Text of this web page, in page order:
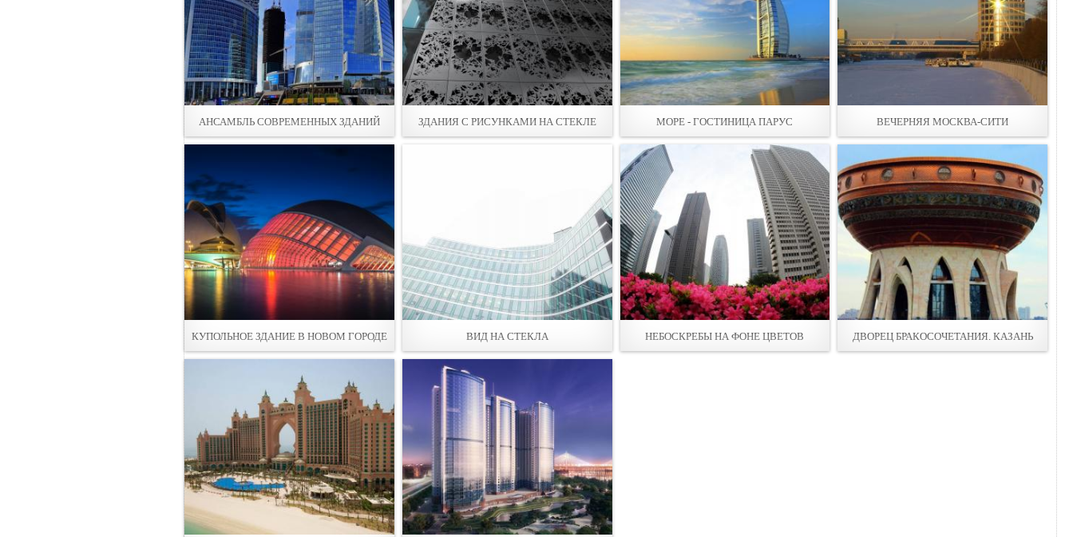
АНСАМБЛЬ СОВPЕМЕННЫХ ЗДАНИЙ ЗДАНИЯ С РИСУНКАМИ НА СТEКЛЕ МОРЕ - ГОСТИНИЦА ПАРУС ВЕЧЕРНЯЯ МОСКВА-СИТИ
КУПОЛЬНОЕ ЗДАНИЕ В НОВОМ ГОРОДЕ ВИД НА СТЕКЛА НЕБОСКРЕБЫ НА ФОНЕ ЦВЕТОВ ДВОРЕЦ БРАКОСОЧЕТАНИЯ. КАЗАНЬ